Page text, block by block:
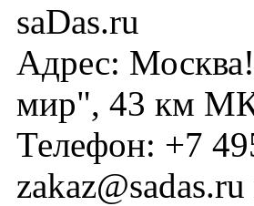
saDas.ru
Адрес: Москва!
мир", 43 км
Телефон: +7
zakaz@sadas.ru